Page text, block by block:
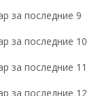
за последние 9
за последние 10
за последние 11
за последние 12